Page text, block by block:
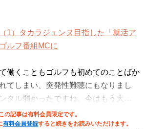
1）タカラジェンヌ目指した「就活ア
ルフ番組MCに
働くこともゴルフも初めてのことばか
てしまい、突発性難聴にもなりまし
タル弱かったですね。今はもう大…
の記事は有料会員限定です。
有料会員登録すると続きをお読みいただけます。